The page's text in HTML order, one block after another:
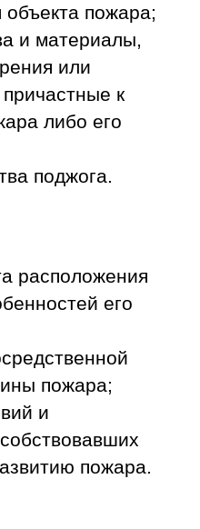
объекта пожара;
и материалы,
или
к
либо его
поджога.
расположения
его
пожара;
и
пожара.